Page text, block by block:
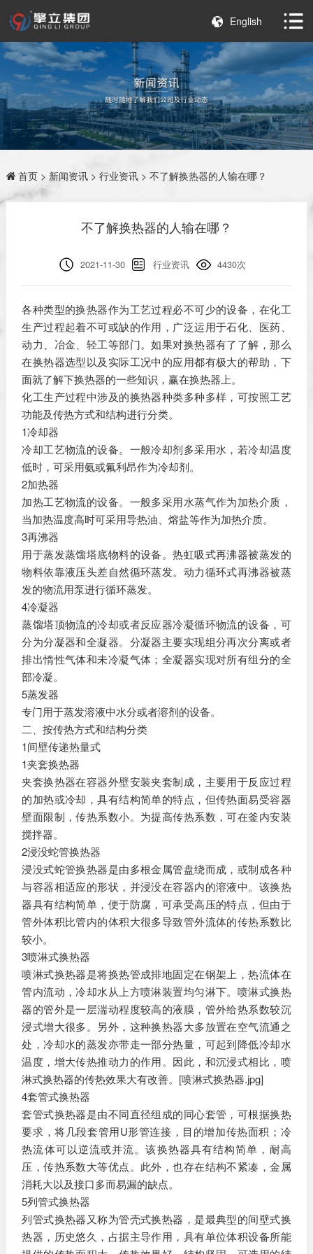
English
首页> 新闻资讯> 行业资讯> 不了解换热器的人输在哪？
不了解换热器的人输在哪？
2021-11-30 行业资讯 4430次
各种类型的换热器作为工艺过程必不可少的设备，在化工
生产过程起着不可或缺的作用，广泛运用于石化、医药、
动力、冶金、轻工等部门。如果对换热器有了了解，那么
在换热器选型以及实际工况中的应用都有极大的帮助，下
面就了解下换热器的一些知识，赢在换热器上。
化工生产过程中涉及的换热器种类多种多样，可按照工艺
功能及传热方式和结构进行分类。
1冷却器
冷却工艺物流的设备。一般冷却剂多采用水，若冷却温度
低时，可采用氨或氟利昂作为冷却剂。
2加热器
加热工艺物流的设备。一般多采用水蒸气作为加热介质，
当加热温度高时可采用导热油、熔盐等作为加热介质。
3再沸器
用于蒸发蒸馏塔底物料的设备。热虹吸式再沸器被蒸发的
物料依靠液压头差自然循环蒸发。动力循环式再沸器被蒸
发的物流用泵进行循环蒸发。
4冷凝器
蒸馏塔顶物流的冷却或者反应器冷凝循环物流的设备，可
分为分凝器和全凝器。分凝器主要实现组分再次分离或者
排出惰性气体和未冷凝气体；全凝器实现对所有组分的全
部冷凝。
5蒸发器
专门用于蒸发溶液中水分或者溶剂的设备。
二、按传热方式和结构分类
1间壁传递热量式
1夹套换热器
夹套换热器在容器外壁安装夹套制成，主要用于反应过程
的加热或冷却，具有结构简单的特点，但传热面易受容器
壁面限制，传热系数小。为提高传热系数，可在釜内安装
搅拌器。
2浸没蛇管换热器
浸没式蛇管换热器是由多根金属管盘绕而成，或制成各种
与容器相适应的形状，并浸没在容器内的溶液中。该换热
器具有结构简单，便于防腐，可承受高压的特点，但由于
管外体积比管内的体积大很多导致管外流体的传热系数比
较小。
3喷淋式换热器
喷淋式换热器是将换热管成排地固定在钢架上，热流体在
管内流动，冷却水从上方喷淋装置均匀淋下。喷淋式换热
器的管外是一层湍动程度较高的液膜，管外给热系数较沉
浸式增大很多。另外，这种换热器大多放置在空气流通之
处，冷却水的蒸发亦带走一部分热量，可起到降低冷却水
温度，增大传热推动力的作用。因此，和沉浸式相比，喷
淋式换热器的传热效果大有改善。[喷淋式换热器.jpg]
4套管式换热器
套管式换热器是由不同直径组成的同心套管，可根据换热
要求，将几段套管用U形管连接，目的增加传热面积；冷
热流体可以逆流或并流。该换热器具有结构简单，耐高
压，传热系数大等优点。此外，也存在结构不紧凑，金属
消耗大以及接口多而易漏的缺点。
5列管式换热器
列管式换热器又称为管壳式换热器，是最典型的间壁式换
热器，历史悠久，占据主导作用，具有单位体积设备所能